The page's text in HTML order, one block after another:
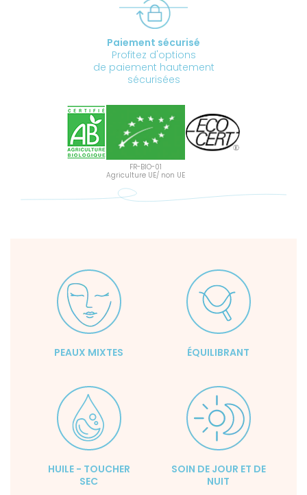
Paiement sécurisé
Profitez d'options
de paiement hautement
sécurisées
FR-BIO-01
Agriculture UE/ non UE
PEAUX MIXTES ÉQUILIBRANT
HUILE - TOUCHER
SEC
SOIN DE JOUR ET DE
NUIT